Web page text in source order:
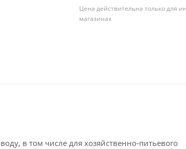
Цена действительна только для
магазинах
в том числе для хозяйственно-питьевого